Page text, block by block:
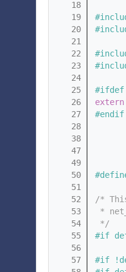
   18
   19
   20
   21
   22
   23
   24
   25
#ifdef
   26
extern
   27
#endif
   28
   38
   47
   49
   50
   51
   52
/*
   53
*
   54
*/
   55
#if
   56
   57
#if